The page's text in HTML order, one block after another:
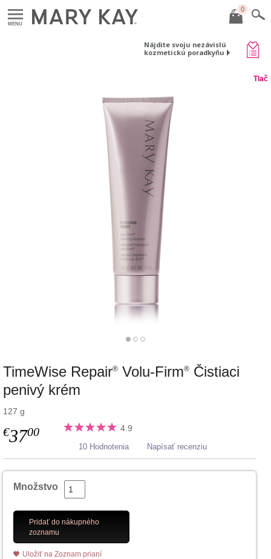
MENU
0
Nájdite svoju nezávislú
kozmetickú poradkyňu
Tlač
TimeWise Repair® Volu-Firm® Čistiaci
penivý krém
127 g
€3700 4.9
10 Hodnotenia Napísať recenziu
Množstvo
Pridať do nákupného
zoznamu
Uložiť na Zoznam prianí